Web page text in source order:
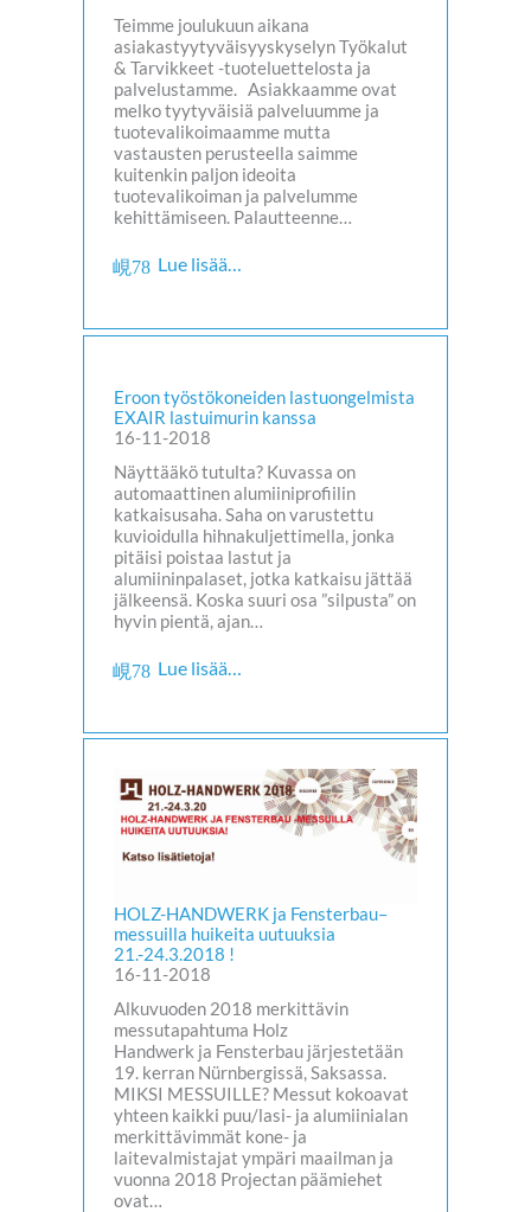
Teimme joulukuun aikana
asiakastyytyväisyyskyselyn Työkalut
& Tarvikkeet -tuoteluettelosta ja
palvelustamme. Asiakkaamme ovat
melko tyytyväisiä palveluumme ja
tuotevalikoimaamme mutta
vastausten perusteella saimme
kuitenkin paljon ideoita
tuotevalikoiman ja palvelumme
kehittämiseen. Palautteenne…
Lue lisää…
Eroon työstökoneiden lastuongelmista
EXAIR lastuimurin kanssa
16-11-2018
Näyttääkö tutulta? Kuvassa on
automaattinen alumiiniprofiilin
katkaisusaha. Saha on varustettu
kuvioidulla hihnakuljettimella, jonka
pitäisi poistaa lastut ja
alumiininpalaset, jotka katkaisu jättää
jälkeensä. Koska suuri osa ”silpusta” on
hyvin pientä, ajan…
Lue lisää…
HOLZ-HANDWERK ja Fensterbau–
messuilla huikeita uutuuksia
21.-24.3.2018 !
16-11-2018
Alkuvuoden 2018 merkittävin
messutapahtuma Holz
Handwerk ja Fensterbau järjestetään
19. kerran Nürnbergissä, Saksassa.
MIKSI MESSUILLE? Messut kokoavat
yhteen kaikki puu/lasi- ja alumiinialan
merkittävimmät kone- ja
laitevalmistajat ympäri maailman ja
vuonna 2018 Projectan päämiehet
ovat…